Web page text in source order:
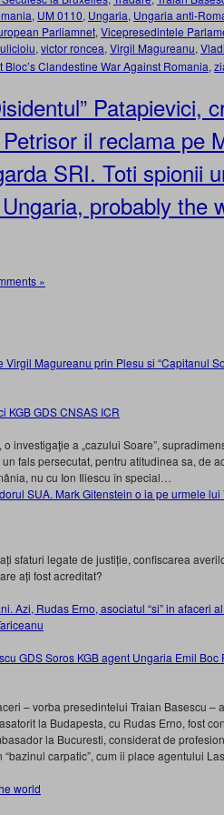
, UM 0110, Ungaria, Ungaria anti-
Parliamnet, Vicepresedintele
, victor roncea, Virgil Magureanu,
Clandestine War Against Romania,
Patapievici,
il reclama pe
SRI. Toti spionii
probably the
»
Virgil Magureanu prin Plesu si “Capitanul
investigaţie a „cazului Soare”,
fals persecutat, pentru atitudinea sa, de
nu cu Ion Iliescu în special…
SUA. Mark Gitenstein o ia pe urmele lui
sfaturi legate de justiție, confiscarea
ați fost acreditat?
Azi, Rudas Erno, asociatul “si” in afaceri
– vorba presedintelui Traian Basescu –
la Budapesta, cu Rudas Erno, fost
la Bucuresti, considerat de
carpatic”, cum ii place agentului
world